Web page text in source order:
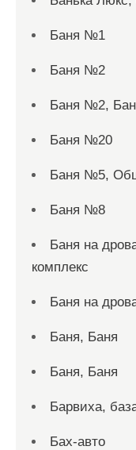
Баня №1
Баня №2
Баня №2,
Баня №20
Баня №5,
Баня №8
Баня на
комплекс
Баня на
Баня, Баня
Баня, Баня
Барвиха,
Бах-авто